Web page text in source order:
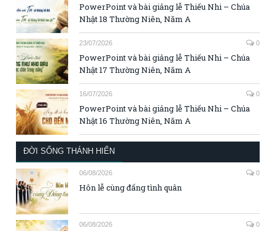
PowerPoint và bài giảng lễ Thiếu Nhi – Chúa
Nhật 18 Thường Niên, Năm A
23/07/2026 0
PowerPoint và bài giảng lễ Thiếu Nhi – Chúa
Nhật 17 Thường Niên, Năm A
16/07/2026 0
PowerPoint và bài giảng lễ Thiếu Nhi – Chúa
Nhật 16 Thường Niên, Năm A
ĐỜI SỐNG THÁNH HIẾN
06/08/2026 0
Hôn lễ cùng đấng tình quân
06/08/2026 0